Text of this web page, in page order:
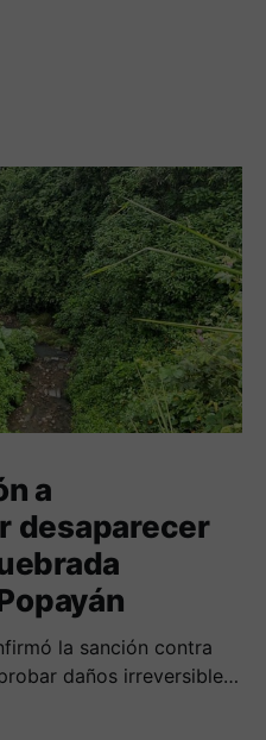
a
desaparecer
la sanción contra
daños irreversibles